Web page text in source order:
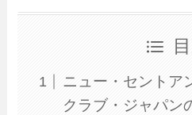
ニュー・セントア
クラブ・ジャパン